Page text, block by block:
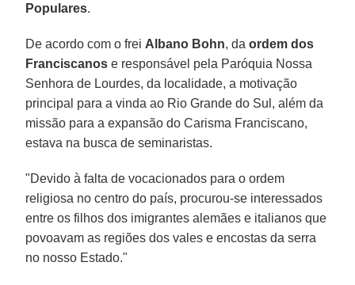
Populares.
De acordo com o frei Albano Bohn, daordem dos
Franciscanos e responsável pela Paróquia Nossa
Senhora de Lourdes, da localidade, a motivação
principal para a vinda ao Rio Grande do Sul, além da
missão para a expansão do Carisma Franciscano,
estava na busca de seminaristas.
"Devido à falta de vocacionados para o ordem
religiosa no centro do país, procurou-se interessados
entre os filhos dos imigrantes alemães e italianos que
povoavam as regiões dos vales e encostas da serra
no nosso Estado."